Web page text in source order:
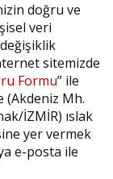
doğru ve
veri
sitemizde
Formu” ile
(Akdeniz Mh.
İZMİR) ıslak
yer vermek
e-posta ile